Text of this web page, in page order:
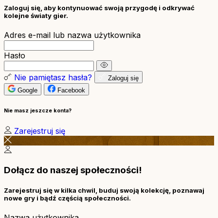
Zaloguj się, aby kontynuować swoją przygodę i odkrywać
kolejne światy gier.
Adres e-mail lub nazwa użytkownika
Hasło
Nie pamiętasz hasła?
Zaloguj się
Google
Facebook
Nie masz jeszcze konta?
Zarejestruj się
Dołącz do naszej społeczności!
Zarejestruj się w kilka chwil, buduj swoją kolekcję, poznawaj
nowe gry i bądź częścią społeczności.